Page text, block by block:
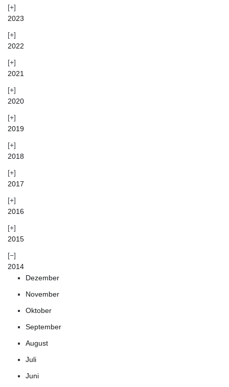
2023
2022
2021
2020
2019
2018
2017
2016
2015
2014
Dezember
November
Oktober
September
August
Juli
Juni